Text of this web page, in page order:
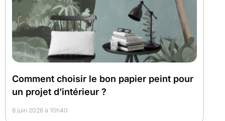
Comment choisir le bon papier peint pour
un projet d’intérieur ?
8 juin 2026 à 10h40